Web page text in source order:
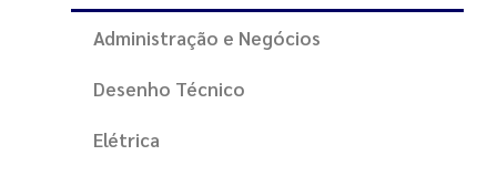
Administração e Negócios
Desenho Técnico
Elétrica